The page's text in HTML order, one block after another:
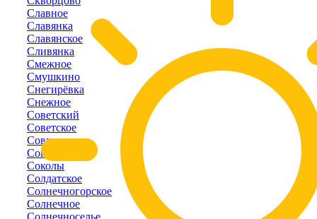
Славное
Славянка
Славянское
Сливянка
Смежное
Смушкино
Снегирёвка
Снежное
Советский
Советское
Совхозное
Соколиное
Соколы
Солдатское
Солнечногорское
Солнечное
Солнечноселье